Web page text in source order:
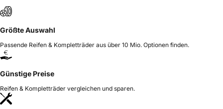
Größte Auswahl
Passende Reifen & Kompletträder aus über 10 Mio. Optionen finden.
Günstige Preise
Reifen & Kompletträder vergleichen und sparen.